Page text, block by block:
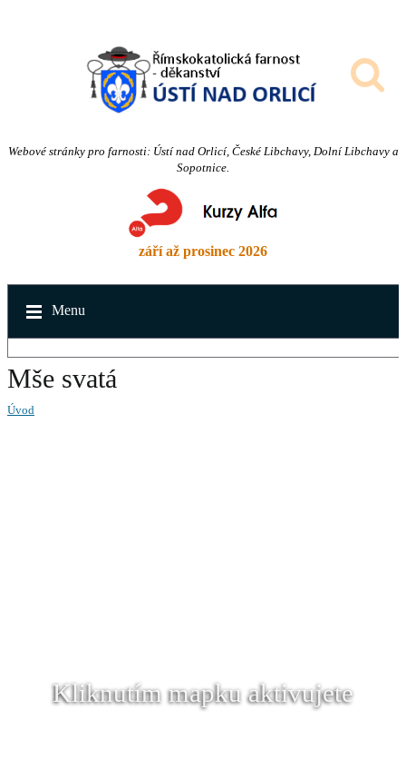
Webové stránky pro farnosti: Ústí nad Orlicí, České Libchavy, Dolní Libchavy a
Sopotnice.
září až prosinec 2026
Menu
Mše svatá
Úvod
Kliknutím mapku aktivujete